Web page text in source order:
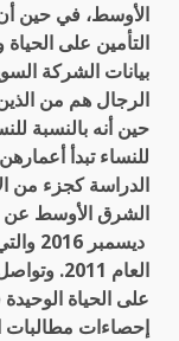
الأوسط، في حين
التأمين على
بيانات الشركة
حين أنه بالنسبة
للنساء تبدأ
الدراسة كجزء من
العام
على الحياة
إحصاءات مطالبات